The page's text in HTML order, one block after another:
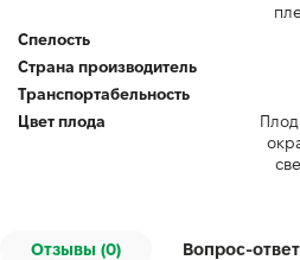
Спелость
Страна производитель
Транспортабельность
Цвет плода
Отзывы (0) Вопрос-